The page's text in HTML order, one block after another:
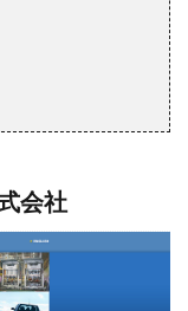
会社